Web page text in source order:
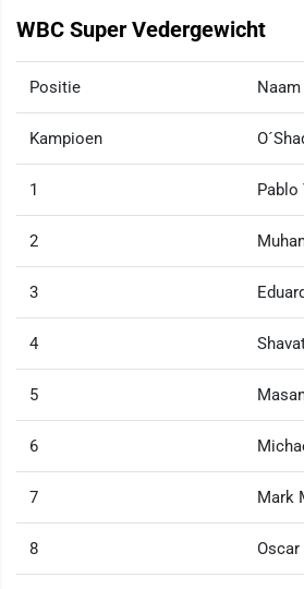
WBC Super Vedergewicht
Positie Naam
Kampioen
1 Pablo
2
3
4
5
6
7 Mark
8 Oscar